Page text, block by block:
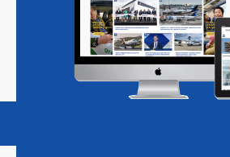
Magazine Podcasts